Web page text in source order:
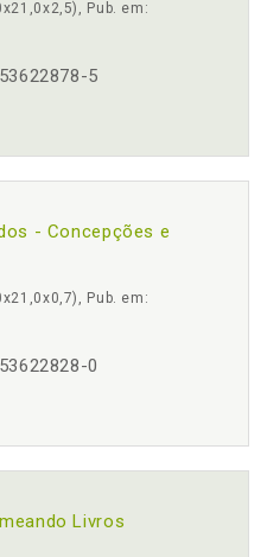
Pub. em:
5
- Concepções e
Pub. em:
0
Livros